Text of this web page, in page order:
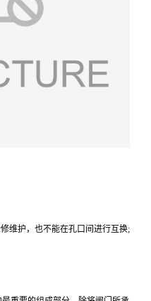
维护，也不能在孔口间进行互换;